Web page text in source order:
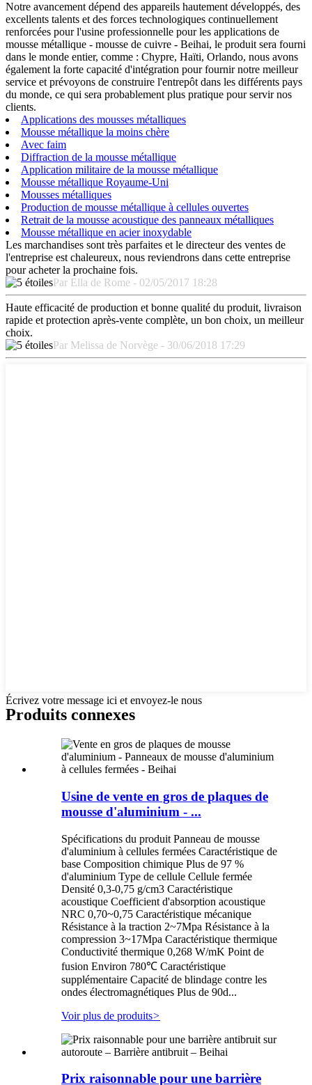
Notre avancement dépend des appareils hautement développés, des
excellents talents et des forces technologiques continuellement
renforcées pour l'usine professionnelle pour les applications de
mousse métallique - mousse de cuivre - Beihai, le produit sera fourni
dans le monde entier, comme : Chypre, Haïti, Orlando, nous avons
également la forte capacité d'intégration pour fournir notre meilleur
service et prévoyons de construire l'entrepôt dans les différents pays
du monde, ce qui sera probablement plus pratique pour servir nos
clients.
Applications des mousses métalliques
Mousse métallique la moins chère
Avec faim
Diffraction de la mousse métallique
Application militaire de la mousse métallique
Mousse métallique Royaume-Uni
Mousses métalliques
Production de mousse métallique à cellules ouvertes
Retrait de la mousse acoustique des panneaux métalliques
Mousse métallique en acier inoxydable
Les marchandises sont très parfaites et le directeur des ventes de
l'entreprise est chaleureux, nous reviendrons dans cette entreprise
pour acheter la prochaine fois.
Par Ella de Rome - 02/05/2017 18:28
Haute efficacité de production et bonne qualité du produit, livraison
rapide et protection après-vente complète, un bon choix, un meilleur
choix.
Par Melissa de Norvège - 30/06/2018 17:29
Écrivez votre message ici et envoyez-le nous
Produits connexes
Usine de vente en gros de plaques de
mousse d'aluminium - ...
Spécifications du produit Panneau de mousse
d'aluminium à cellules fermées Caractéristique de
base Composition chimique Plus de 97 %
d'aluminium Type de cellule Cellule fermée
Densité 0,3-0,75 g/cm3 Caractéristique
acoustique Coefficient d'absorption acoustique
NRC 0,70~0,75 Caractéristique mécanique
Résistance à la traction 2~7Mpa Résistance à la
compression 3~17Mpa Caractéristique thermique
Conductivité thermique 0,268 W/mK Point de
fusion Environ 780℃ Caractéristique
supplémentaire Capacité de blindage contre les
ondes électromagnétiques Plus de 90d...
Voir plus de produits>
Prix ​​raisonnable pour une barrière